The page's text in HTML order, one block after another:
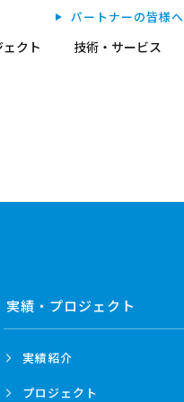
クト 技術・サービス
パートナーの皆様へ
実績・プロジェクト
実績紹介
プロジェクト